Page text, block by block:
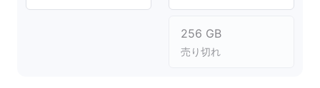
256 GB
売り切れ